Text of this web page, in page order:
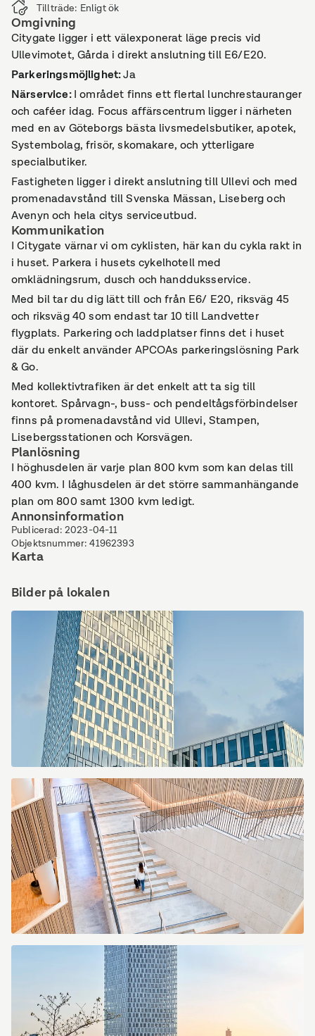
Tillträde: Enligt ök
Omgivning
Citygate ligger i ett välexponerat läge precis vid
Ullevimotet, Gårda i direkt anslutning till E6/E20.
Parkeringsmöjlighet:Ja
Närservice:I området finns ett flertal lunchrestauranger
och caféer idag. Focus affärscentrum ligger i närheten
med en av Göteborgs bästa livsmedelsbutiker, apotek,
Systembolag, frisör, skomakare, och ytterligare
specialbutiker.
Fastigheten ligger i direkt anslutning till Ullevi och med
promenadavstånd till Svenska Mässan, Liseberg och
Avenyn och hela citys serviceutbud.
Kommunikation
I Citygate värnar vi om cyklisten, här kan du cykla rakt in
i huset. Parkera i husets cykelhotell med
omklädningsrum, dusch och handduksservice.
Med bil tar du dig lätt till och från E6/ E20, riksväg 45
och riksväg 40 som endast tar 10 till Landvetter
flygplats. Parkering och laddplatser finns det i huset
där du enkelt använder APCOAs parkeringslösning Park
& Go.
Med kollektivtrafiken är det enkelt att ta sig till
kontoret. Spårvagn-, buss- och pendeltågsförbindelser
finns på promenadavstånd vid Ullevi, Stampen,
Lisebergsstationen och Korsvägen.
Planlösning
I höghusdelen är varje plan 800 kvm som kan delas till
400 kvm. I låghusdelen är det större sammanhängande
plan om 800 samt 1300 kvm ledigt.
Annonsinformation
Publicerad: 2023-04-11
Objektsnummer:41962393
Karta
Bilder på lokalen
SKANSKA_CITYGATE_sRGB_20230427_WEB_02.jpg